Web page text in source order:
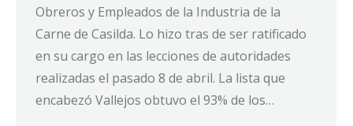
Obreros y Empleados de la Industria de la
Carne de Casilda. Lo hizo tras de ser ratificado
en su cargo en las lecciones de autoridades
realizadas el pasado 8 de abril. La lista que
encabezó Vallejos obtuvo el 93% de los…